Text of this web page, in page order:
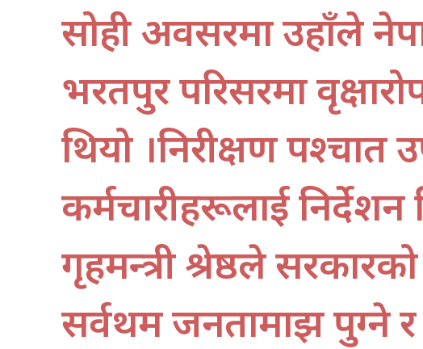
सोही अवसरमा उहाँले
भरतपुर परिसरमा
थियो ।निरीक्षण पश्चात
कर्मचारीहरूलाई निर्देशन
गृहमन्त्री श्रेष्ठले सरकारको
सर्वप्रथम जनतामाझ पुग्ने